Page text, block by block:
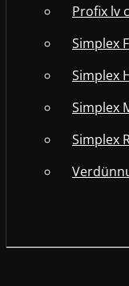
Profix lv
Simplex
Simplex
Simplex
Simplex